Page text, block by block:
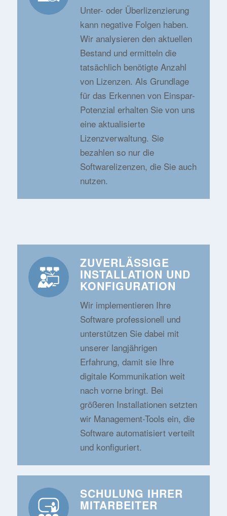
Unter- oder Überlizenzierung
kann negative Folgen haben.
Wir analysieren den aktuellen
Bestand und ermitteln die
tatsächlich benötigte Anzahl
von Lizenzen. Als Grundlage
für das Erkennen von Einspar-
Potenzial erhalten Sie von uns
eine aktualisierte
Lizenzverwaltung. Sie
bezahlen so nur die
Softwarelizenzen, die Sie auch
nutzen.
ZUVERLÄSSIGE
INSTALLATION UND
KONFIGURATION
Wir implementieren Ihre
Software professionell und
unterstützen Sie dabei mit
unserer langjährigen
Erfahrung, damit sie Ihre
digitale Kommunikation weit
nach vorne bringt. Bei
größeren Installationen setzten
wir Management-Tools ein, die
Software automatisiert verteilt
und konfiguriert.
SCHULUNG IHRER
MITARBEITER